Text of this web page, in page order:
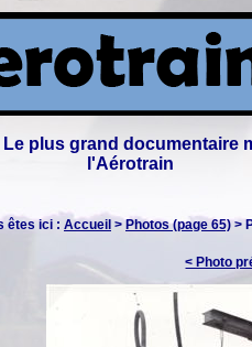
plus grand documentaire
l'Aérotrain
êtes ici : Accueil > Photos (page 65) >
< Photo